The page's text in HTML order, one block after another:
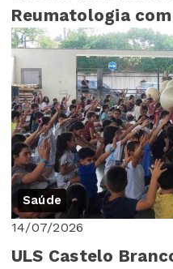
Reumatologia
Saúde
14/07/2026
ULS Castelo